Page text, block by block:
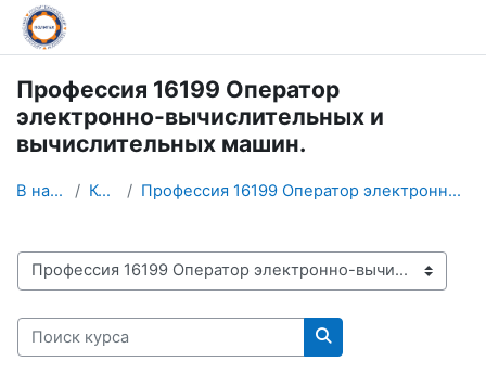
Перейти к основному содержанию
Профессия 16199 Оператор
электронно-вычислительных и
вычислительных машин.
В начало Курсы Профессия 16199 Оператор электронно-вычислительных...
Категории курсов
Поиск курса
Поиск курса